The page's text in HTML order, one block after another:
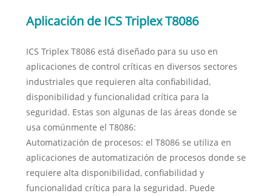
Aplicación de ICS Triplex T8086
ICS Triplex T8086 está diseñado para su uso en
aplicaciones de control críticas en diversos sectores
industriales que requieren alta confiabilidad,
disponibilidad y funcionalidad crítica para la
seguridad. Estas son algunas de las áreas donde se
usa comúnmente el T8086:
Automatización de procesos: el T8086 se utiliza en
aplicaciones de automatización de procesos donde se
requiere alta disponibilidad, confiabilidad y
funcionalidad crítica para la seguridad. Puede